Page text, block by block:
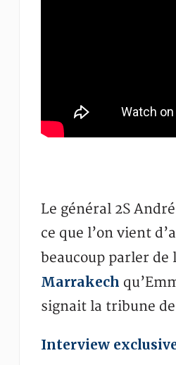
Le général 2S
ce que l’on vient
beaucoup parler de
Marrakech
signait la tribune
Interview